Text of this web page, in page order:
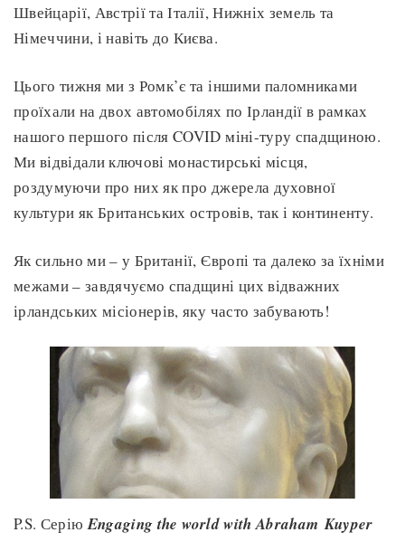
Швейцарії, Австрії та Італії, Нижніх земель та
Німеччини, і навіть до Києва.
Цього тижня ми з Ромк’є та іншими паломниками
проїхали на двох автомобілях по Ірландії в рамках
нашого першого після COVID міні-туру спадщиною.
Ми відвідали ключові монастирські місця,
роздумуючи про них як про джерела духовної
культури як Британських островів, так і континенту.
Як сильно ми – у Британії, Європі та далеко за їхніми
межами – завдячуємо спадщині цих відважних
ірландських місіонерів, яку часто забувають!
P.S. СеріюEngaging the world with Abraham Kuyper